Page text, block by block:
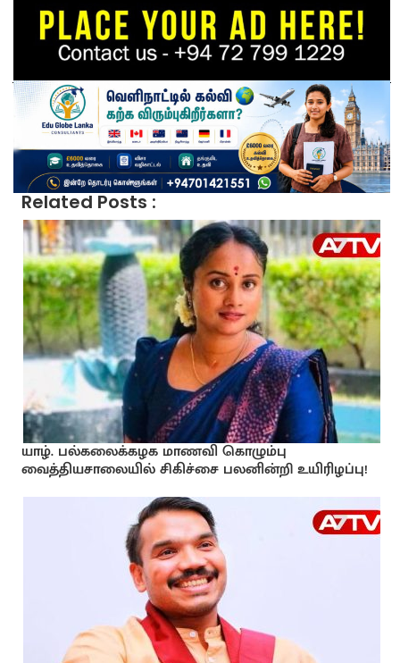
Related Posts :
யாழ். பல்கலைக்கழக மாணவி கொழும்பு
வைத்தியசாலையில் சிகிச்சை பலனின்றி உயிரிழப்பு!